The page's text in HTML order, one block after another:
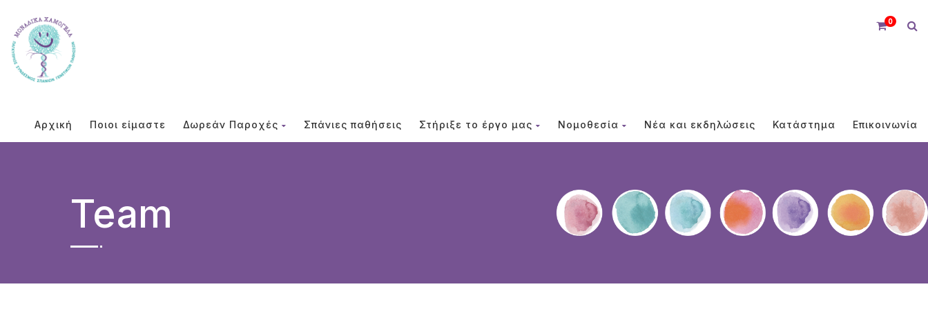
0
Αρχική Ποιοι είμαστε Δωρεάν Παροχές Σπάνιες παθήσεις Στήριξε το έργο μας Νομοθεσία Νέα και εκδηλώσεις Κατάστημα Επικοινωνία
Team